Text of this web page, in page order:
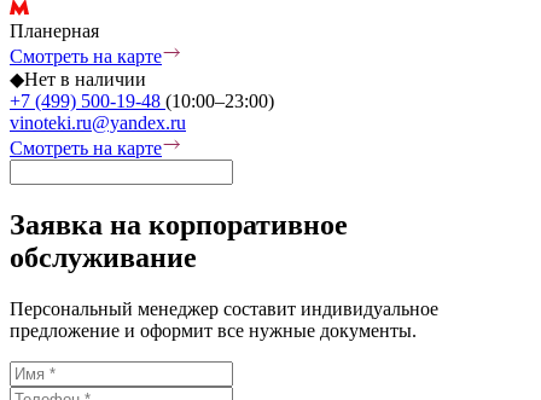
Планерная
Смотреть на карте
◆Нет в наличии
+7 (499) 500-19-48 (10:00–23:00)
vinoteki.ru@yandex.ru
Смотреть на карте
Заявка на корпоративное
обслуживание
Персональный менеджер составит индивидуальное
предложение и оформит все нужные документы.